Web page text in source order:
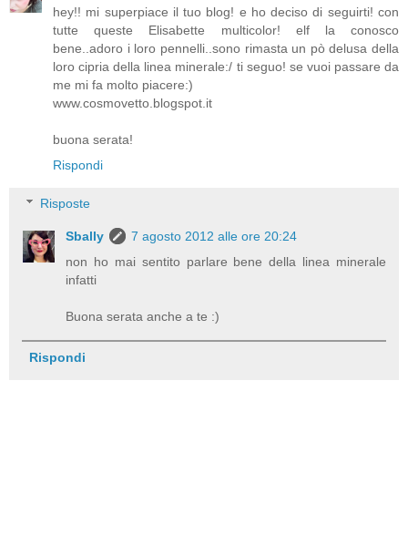
hey!! mi superpiace il tuo blog! e ho deciso di seguirti! con
tutte queste Elisabette multicolor! elf la conosco
bene..adoro i loro pennelli..sono rimasta un pò delusa della
loro cipria della linea minerale:/ ti seguo! se vuoi passare da
me mi fa molto piacere:)
www.cosmovetto.blogspot.it
buona serata!
Rispondi
Risposte
Sbally
7 agosto 2012 alle ore 20:24
non ho mai sentito parlare bene della linea minerale
infatti
Buona serata anche a te :)
Rispondi